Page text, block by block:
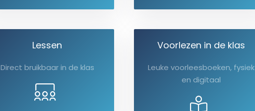
Lessen
Direct bruikbaar in de klas
Voorlezen in de klas
Leuke voorleesboeken, fysiek
en digitaal